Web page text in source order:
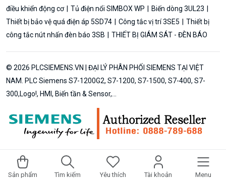
Sản phẩm Tìm kiếm Yêu thích Tài khoản Menu
điều khiển động cơ
Tủ điện nổi SIMBOX WP
Biến dòng 3UL23
Thiết bị bảo vệ quá điện áp 5SD74
Công tắc vị trí 3SE5
Thiết bị
công tắc nút nhấn đèn báo 3SB
THIẾT BỊ GIÁM SÁT - ĐÈN BÁO
© 2026 PLCSIEMENS.VN | ĐẠI LÝ PHÂN PHỐI SIEMENS TẠI VIỆT
NAM. PLC Siemens S7-1200G2, S7-1200, S7-1500, S7-400, S7-
300,Logo!, HMI, Biến tần & Sensor,...